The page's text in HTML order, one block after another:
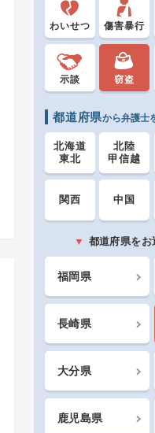
わいせつ 傷害暴行
示談 窃盗
都道府県から弁護士
北海道
東北
北陸
甲信越
関西 中国
都道府県をお
福岡県
長崎県
大分県
鹿児島県